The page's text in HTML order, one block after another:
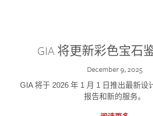
GIA 将更新彩色宝石
December 9, 2025
GIA 将于 2026 年 1 月 1 日推出最新设
报告和新的服务。